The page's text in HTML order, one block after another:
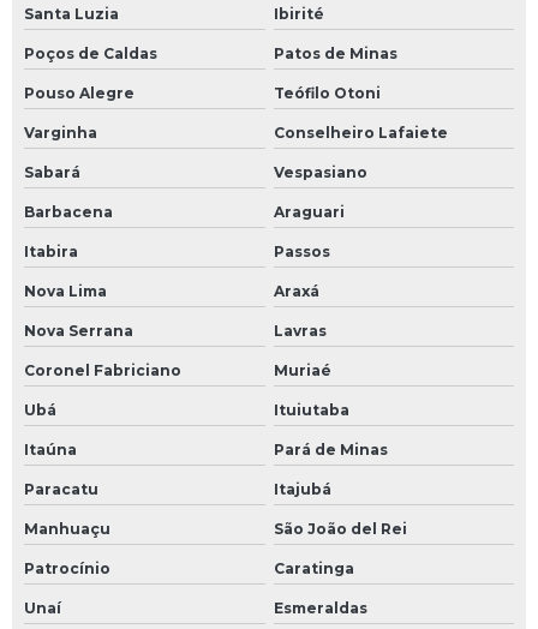
Manutenção em tubulações industriais
Mapeamento 3d de tubulações
Mapeamento de tubulações
Mapeamento de tubulações industriais
Modernização de equipamentos industriais
Montagem de tubulação industrial
Montagem de tubulação industrial em são paulo
Montagem de tubulação de sistemas de fluidos térmicos
Nuvem de pontos para mapeamento industrial
óleo térmico para caldeira
Santa Luzia Ibirité
Poços de Caldas Patos de Minas
Pouso Alegre Teófilo Otoni
Varginha Conselheiro Lafaiete
Sabará Vespasiano
Barbacena Araguari
Itabira Passos
Nova Lima Araxá
Nova Serrana Lavras
Coronel Fabriciano Muriaé
Ubá Ituiutaba
Itaúna Pará de Minas
Paracatu Itajubá
Manhuaçu São João del Rei
Patrocínio Caratinga
Unaí Esmeraldas